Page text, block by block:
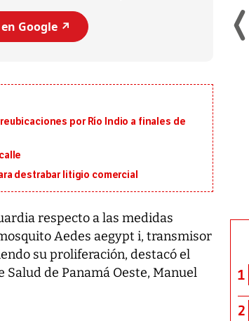
Google ↗️
por Río Indio a finales de
destrabar litigio comercial
respecto a las medidas
Aedes aegypt i, transmisor
su proliferación, destacó el
Salud de Panamá Oeste, Manuel
al sur de Japón, provocando una
1
2